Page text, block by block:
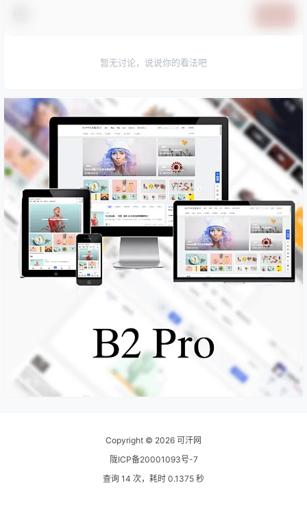
暂无讨论，说说你的看法吧
Copyright © 2026 可汗网
陇ICP备20001093号-7
查询 14 次，耗时 0.1375 秒